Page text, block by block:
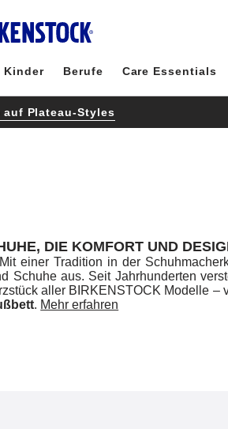
Kinder Berufe Care Essentials
auf Plateau-Styles
DIE KOMFORT UND
einer Tradition in der
Schuhe aus. Seit Jahrhunderten
aller BIRKENSTOCK Modelle
. Mehr erfahren